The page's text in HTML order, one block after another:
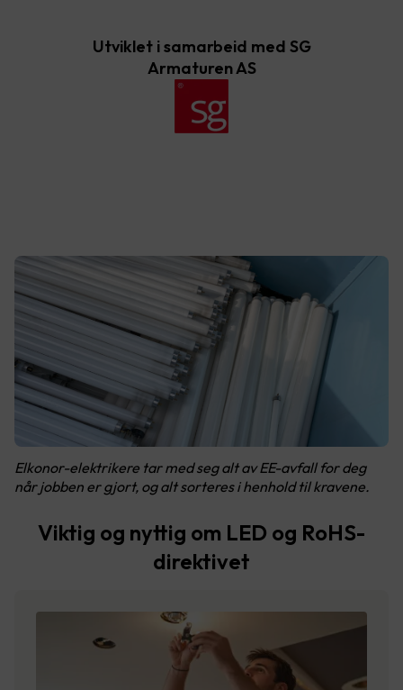
Utviklet i samarbeid med SG
Armaturen AS
Elkonor-elektrikere tar med seg alt av EE-avfall for deg
når jobben er gjort, og alt sorteres i henhold til kravene.
Viktig og nyttig om LED og RoHS-
direktivet